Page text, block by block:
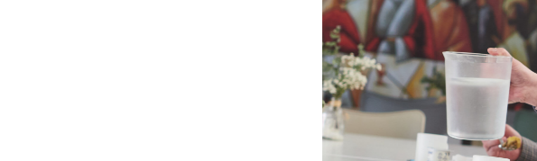
PERSONAS BENEFICIARIAS
11.089